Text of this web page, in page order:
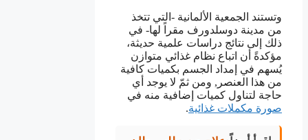
وتستند الجمعية الألمانية -التي تتخذ
من مدينة دوسلدورف مقراً لها- في
ذلك إلى نتائج دراسات علمية حديثة،
مؤكدةً أن اتباع نظام غذائي متوازن
يُسهم في إمداد الجسم بكميات كافية
من هذا العنصر, ومن ثمّ لا يوجد أي
حاجة لتناول كميات إضافية منه في
صورة مكملات غذائية.